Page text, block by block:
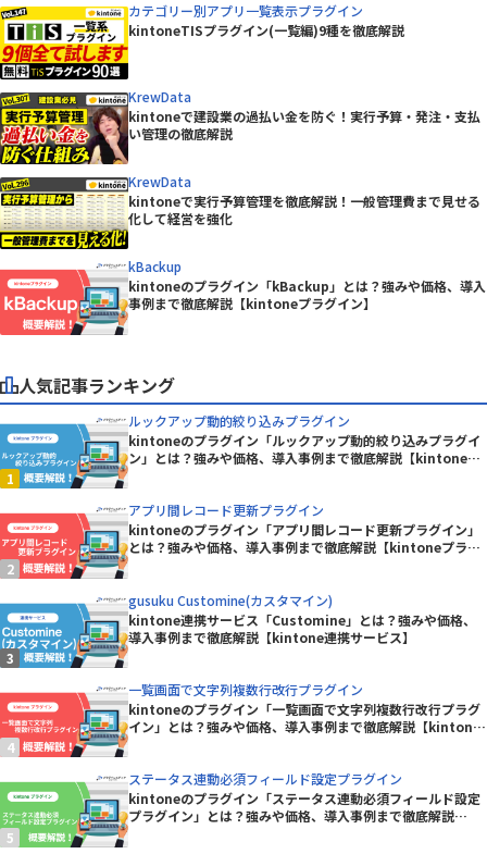
カテゴリー別アプリ一覧表示プラグイン
kintoneTISプラグイン(一覧編)9種を徹底解説
KrewData
kintoneで建設業の過払い金を防ぐ！実行予算・発注・支払
い管理の徹底解説
KrewData
kintoneで実行予算管理を徹底解説！一般管理費まで見せる
化して経営を強化
kBackup
kintoneのプラグイン「kBackup」とは？強みや価格、導入
事例まで徹底解説【kintoneプラグイン】
人気記事ランキング
ルックアップ動的絞り込みプラグイン
kintoneのプラグイン「ルックアップ動的絞り込みプラグイ
ン」とは？強みや価格、導入事例まで徹底解説【kintoneプ
アプリ間レコード更新プラグイン
kintoneのプラグイン「アプリ間レコード更新プラグイン」
とは？強みや価格、導入事例まで徹底解説【kintoneプラグ
gusuku Customine(カスタマイン)
kintone連携サービス「Customine」とは？強みや価格、
導入事例まで徹底解説【kintone連携サービス】
一覧画面で文字列複数行改行プラグイン
kintoneのプラグイン「一覧画面で文字列複数行改行プラグ
イン」とは？強みや価格、導入事例まで徹底解説【kintone
ステータス連動必須フィールド設定プラグイン
kintoneのプラグイン「ステータス連動必須フィールド設定
プラグイン」とは？強みや価格、導入事例まで徹底解説